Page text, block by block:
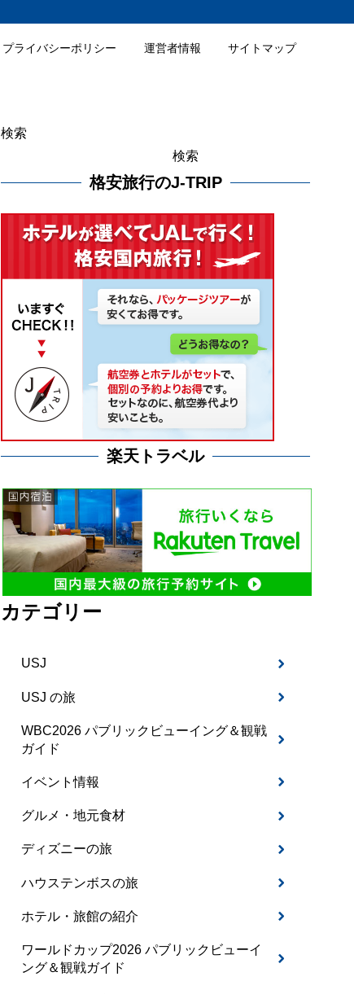
プライバシーポリシー 運営者情報 サイトマップ
検索
検索
格安旅行のJ-TRIP
楽天トラベル
カテゴリー
USJ
USJ の旅
WBC2026 パブリックビューイング＆観戦
ガイド
イベント情報
グルメ・地元食材
ディズニーの旅
ハウステンボスの旅
ホテル・旅館の紹介
ワールドカップ2026 パブリックビューイ
ング＆観戦ガイド